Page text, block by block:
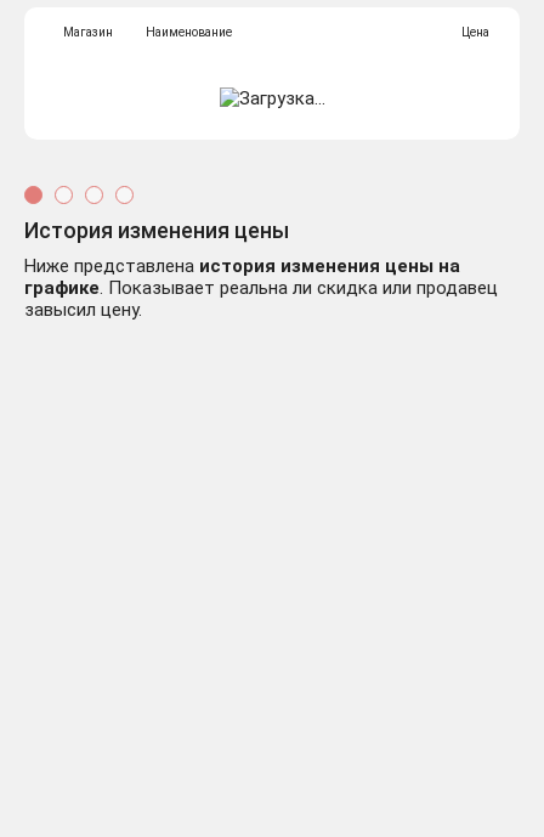
Магазин Наименование Цена
История изменения цены
Ниже представлена история изменения цены на
графике. Показывает реальна ли скидка или продавец
завысил цену.